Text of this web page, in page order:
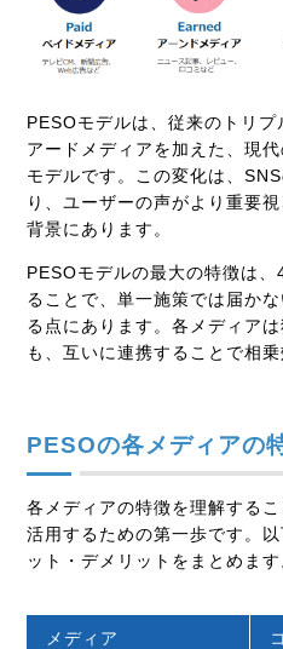
PESOモデルは、従来のトリ
アードメディアを加えた、現
モデルです。この変化は、
り、ユーザーの声がより重要
背景にあります。
PESOモデルの最大の特徴は
ることで、単一施策では届か
る点にあります。各メディア
も、互いに連携することで相
PESOの各メディアの
各メディアの特徴を理解する
活用するための第一歩です。
ット・デメリットをまとめます
メディア